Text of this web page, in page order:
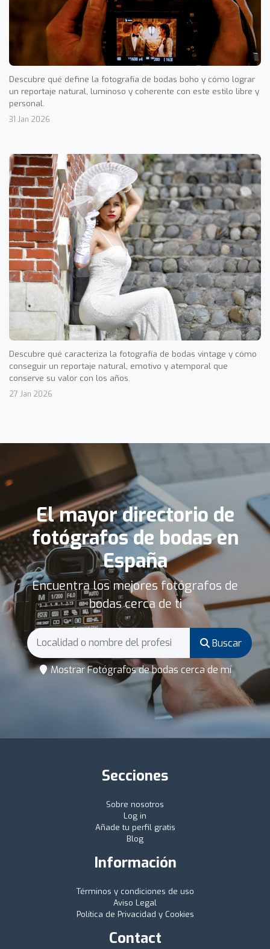
Descubre qué define la fotografía de bodas boho y cómo lograr
un reportaje natural, luminoso y coherente con este estilo libre y
personal.
31 Jan 2026
Descubre qué caracteriza la fotografía de bodas vintage y cómo
conseguir un reportaje natural, emotivo y atemporal que
conserve su valor con los años.
27 Jan 2026
El mayor directorio de
fotógrafos de bodas en
España
Encuentra los mejores fotógrafos de
bodas cerca de ti
Buscar
Mostrar Fotógrafos de bodas cerca de mí
Secciones
Sobre nosotros
Log in
Añade tu perfil gratis
Blog
Información
Términos y condiciones de uso
Aviso Legal
Política de Privacidad y Cookies
Contact